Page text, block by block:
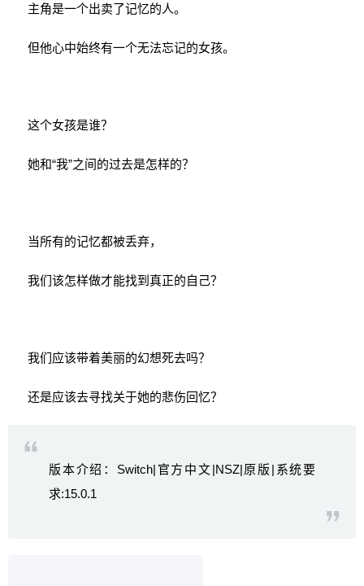
主角是一个出卖了记忆的人。
但他心中始终有一个无法忘记的女孩。
这个女孩是谁？
她和“我”之间的过去是怎样的？
当所有的记忆都被丢弃，
我们该怎样做才能找到真正的自己？
我们应该带着美丽的幻想死去吗？
还是应该去寻找关于她的悲伤回忆？
版本介绍：Switch|官方中文|NSZ|原版|系统要
求:15.0.1